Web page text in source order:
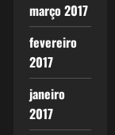
março 2017
fevereiro
2017
janeiro
2017